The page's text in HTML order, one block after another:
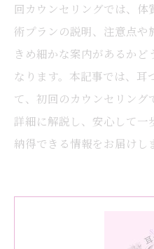
回カウンセリングでは、
術プランの説明、注意点や
きめ細かな案内があるかど
なります。本記事では、耳
て、初回のカウンセリング
詳細に解説し、安心して一
納得できる情報をお届けし